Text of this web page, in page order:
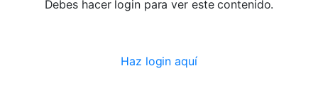
Debes hacer login para ver este contenido.
Haz login aquí